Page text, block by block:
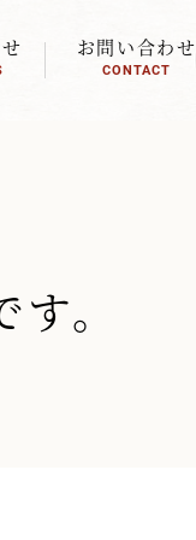
お問い合わせ
CONTACT
。